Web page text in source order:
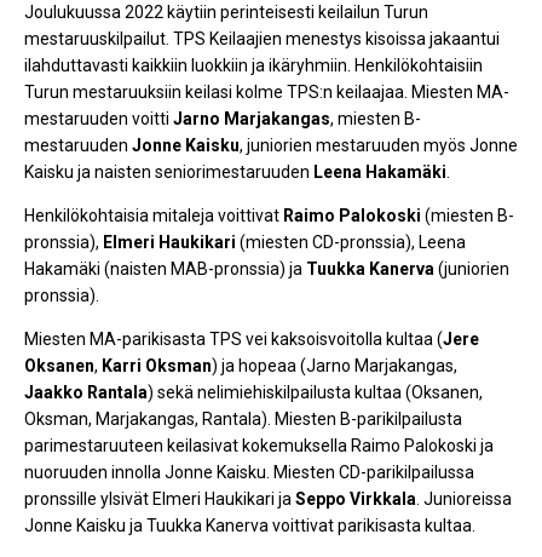
Joulukuussa 2022 käytiin perinteisesti keilailun Turun
mestaruuskilpailut. TPS Keilaajien menestys kisoissa jakaantui
ilahduttavasti kaikkiin luokkiin ja ikäryhmiin. Henkilökohtaisiin
Turun mestaruuksiin keilasi kolme TPS:n keilaajaa. Miesten MA-
mestaruuden voitti Jarno Marjakangas, miesten B-
mestaruuden Jonne Kaisku, juniorien mestaruuden myös Jonne
Kaisku ja naisten seniorimestaruuden Leena Hakamäki.
Henkilökohtaisia mitaleja voittivat Raimo Palokoski (miesten B-
pronssia), Elmeri Haukikari (miesten CD-pronssia), Leena
Hakamäki (naisten MAB-pronssia) ja Tuukka Kanerva(juniorien
pronssia).
Miesten MA-parikisasta TPS vei kaksoisvoitolla kultaa (Jere
Oksanen, Karri Oksman) ja hopeaa (Jarno Marjakangas,
Jaakko Rantala) sekä nelimiehiskilpailusta kultaa (Oksanen,
Oksman, Marjakangas, Rantala). Miesten B-parikilpailusta
parimestaruuteen keilasivat kokemuksella Raimo Palokoski ja
nuoruuden innolla Jonne Kaisku. Miesten CD-parikilpailussa
pronssille ylsivät Elmeri Haukikari jaSeppo Virkkala. Junioreissa
Jonne Kaisku ja Tuukka Kanerva voittivat parikisasta kultaa.